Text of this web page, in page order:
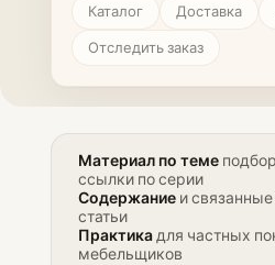
Каталог Доставка
Отследить заказ
Материал по теме
ссылки по серии
Содержание и
статьи
Практикадля частных
мебельщиков